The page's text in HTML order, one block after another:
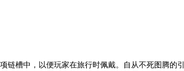
链槽中，以便玩家在旅行时佩戴。自从不死图腾的引